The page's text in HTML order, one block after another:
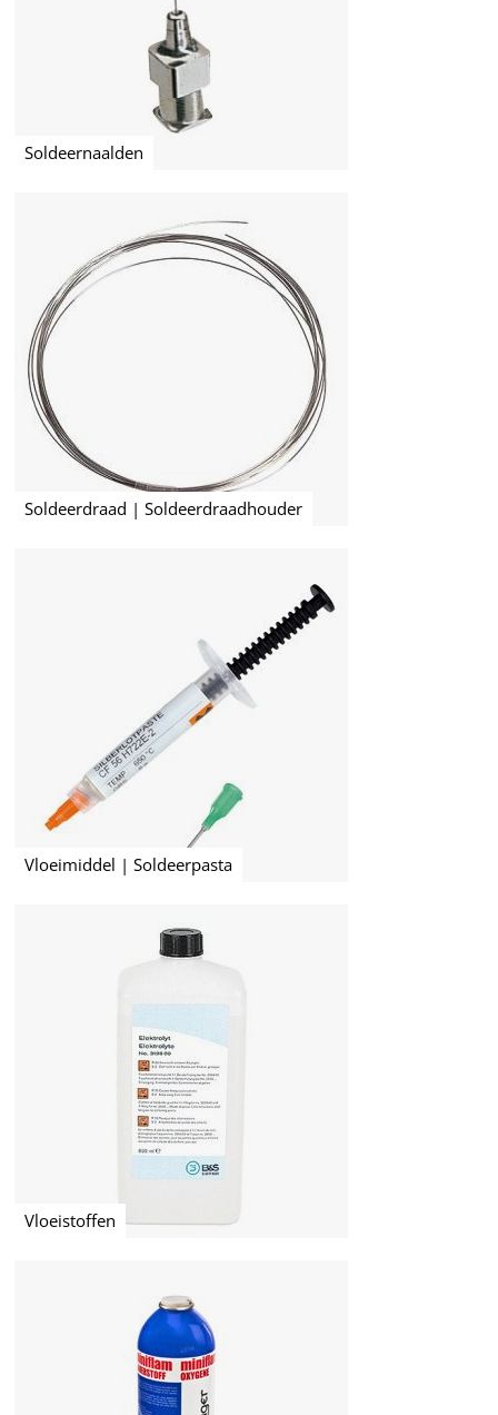
Soldeernaalden
Soldeerdraad | Soldeerdraadhouder
Vloeimiddel | Soldeerpasta
Vloeistoffen